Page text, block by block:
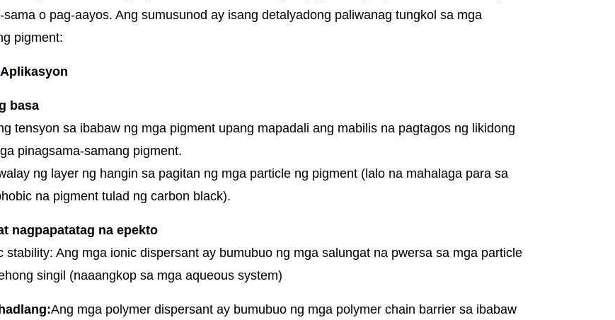
sama o pag-aayos. Ang sumusunod ay isang detalyadong paliwanag tungkol sa mga
pigment:
Aplikasyon
basa
tensyon sa ibabaw ng mga pigment upang mapadali ang mabilis na pagtagos ng likidong
pinagsama-samang pigment.
ng layer ng hangin sa pagitan ng mga particle ng pigment (lalo na mahalaga para sa
na pigment tulad ng carbon black).
nagpapatatag na epekto
stability: Ang mga ionic dispersant ay bumubuo ng mga salungat na pwersa sa mga particle
singil (naaangkop sa mga aqueous system)
Ang mga polymer dispersant ay bumubuo ng mga polymer chain barrier sa ibabaw